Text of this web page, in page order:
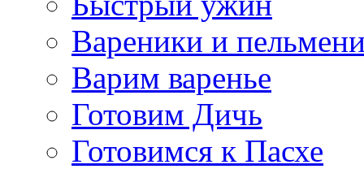
Вареники и
Варим варенье
Готовим Дичь
Готовимся к Пасхе